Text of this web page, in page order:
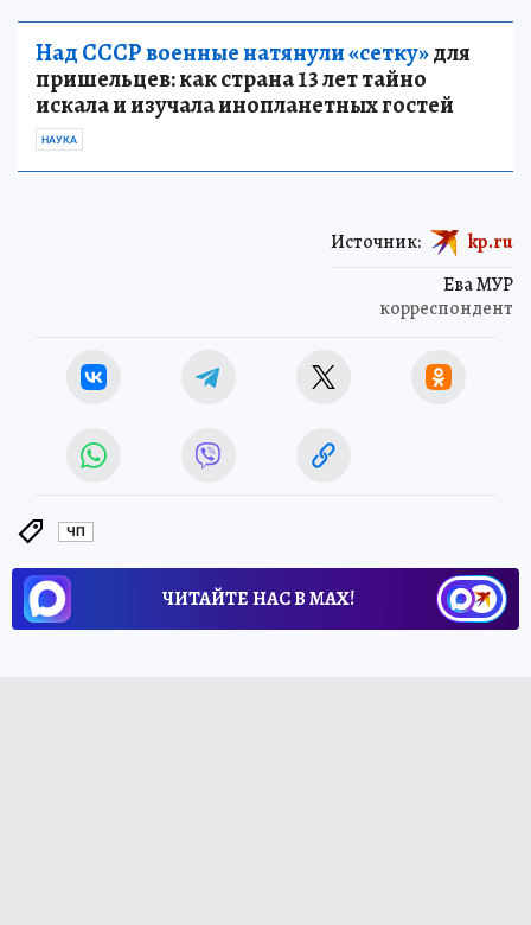
Над СССР военные натянули «сетку»для
пришельцев: как страна 13 лет тайно
искала и изучала инопланетных гостей
НАУКА
Ева МУР
корреспондент
Источник: kp.ru
ЧП
ЧИТАЙТЕ НАС В МАХ!